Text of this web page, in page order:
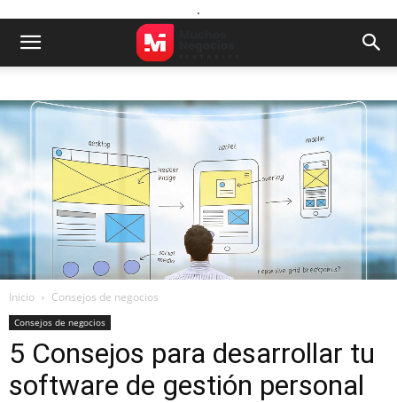
.
Inicio Consejos de negocios
Consejos de negocios
5 Consejos para desarrollar tu
software de gestión personal